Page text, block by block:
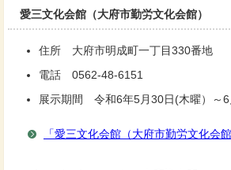
愛三文化会館（大府市勤労文化会館）
住所 大府市明成町一丁目330番地
電話 0562-48-6151
展示期間 令和6年5月30日(木曜）～6
「愛三文化会館（大府市勤労文化会